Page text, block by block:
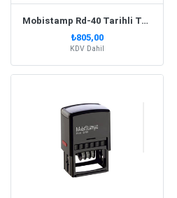
Mobistamp Rd-40 Tarihli Tablalı Yuvarlak Kaşe
₺805,00
KDV Dahil